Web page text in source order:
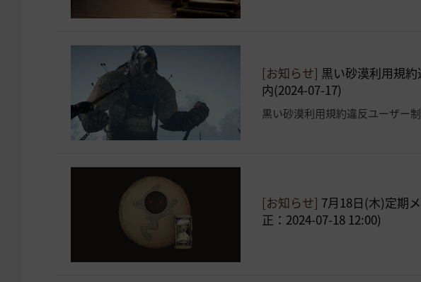
[お知らせ] 黒い砂漠利用規
内(2024-07-17)
黒い砂漠利用規約違反ユーザー
[お知らせ] 7月18日(木)定期
正：2024-07-18 12:00)